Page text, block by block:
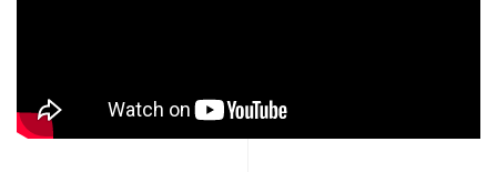
trifazic)